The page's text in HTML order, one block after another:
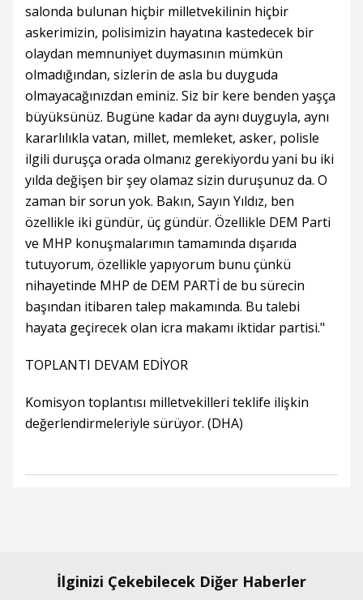
salonda bulunan hiçbir milletvekilinin hiçbir
askerimizin, polisimizin hayatına kastedecek bir
olaydan memnuniyet duymasının mümkün
olmadığından, sizlerin de asla bu duyguda
olmayacağınızdan eminiz. Siz bir kere benden yaşça
büyüksünüz. Bugüne kadar da aynı duyguyla, aynı
kararlılıkla vatan, millet, memleket, asker, polisle
ilgili duruşça orada olmanız gerekiyordu yani bu iki
yılda değişen bir şey olamaz sizin duruşunuz da. O
zaman bir sorun yok. Bakın, Sayın Yıldız, ben
özellikle iki gündür, üç gündür. Özellikle DEM Parti
ve MHP konuşmalarımın tamamında dışarıda
tutuyorum, özellikle yapıyorum bunu çünkü
nihayetinde MHP de DEM PARTİ de bu sürecin
başından itibaren talep makamında. Bu talebi
hayata geçirecek olan icra makamı iktidar partisi."
TOPLANTI DEVAM EDİYOR
Komisyon toplantısı milletvekilleri teklife ilişkin
değerlendirmeleriyle sürüyor. (DHA)
İlginizi Çekebilecek Diğer Haberler